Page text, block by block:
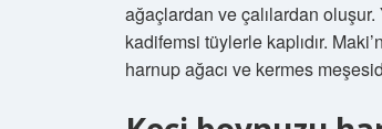
ağaçlardan ve çalılardan
kadifemsi tüylerle kaplıdır.
harnup ağacı ve kermes